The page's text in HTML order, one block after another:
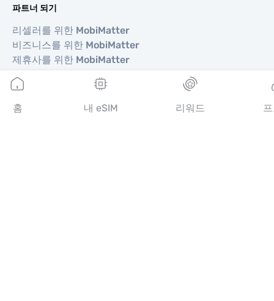
파트너 되기
리셀러를 위한 MobiMatter
비즈니스를 위한 MobiMatter
제휴사를 위한 MobiMatter
지역
홈 내 eSIM 리워드